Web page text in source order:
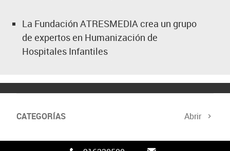
La Fundación ATRESMEDIA crea un grupo
de expertos en Humanización de
Hospitales Infantiles
CATEGORÍAS Abrir
Canal FAN3